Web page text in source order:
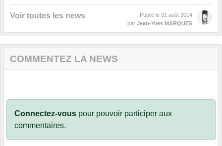
Voir toutes les news Publié le 31 août 2014
par Jean-Yves MARQUES
COMMENTEZ LA NEWS
Connectez-vous pour pouvoir participer aux
commentaires.